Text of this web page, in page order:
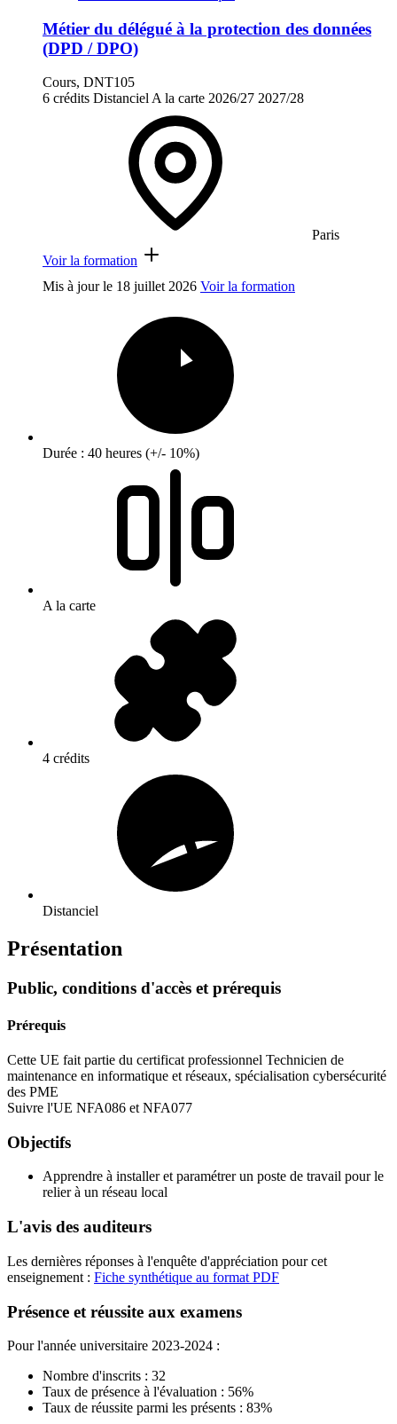
Métier du délégué à la protection des données
(DPD / DPO)
Cours, DNT105
6 crédits DistancielA la carte 2026/27 2027/28
Paris
Voir la formation
Mis à jour le 18 juillet 2026 Voir la formation
Durée : 40 heures (+/- 10%)
A la carte
4 crédits
Distanciel
Présentation
Public, conditions d'accès et prérequis
Prérequis
Cette UE fait partie du certificat professionnel Technicien de
maintenance en informatique et réseaux, spécialisation cybersécurité
des PME
Suivre l'UE NFA086 et NFA077
Objectifs
Apprendre à installer et paramétrer un poste de travail pour le
relier à un réseau local
L'avis des auditeurs
Les dernières réponses à l'enquête d'appréciation pour cet
enseignement : Fiche synthétique au format PDF
Présence et réussite aux examens
Pour l'année universitaire 2023-2024 :
Nombre d'inscrits : 32
Taux de présence à l'évaluation : 56%
Taux de réussite parmi les présents : 83%